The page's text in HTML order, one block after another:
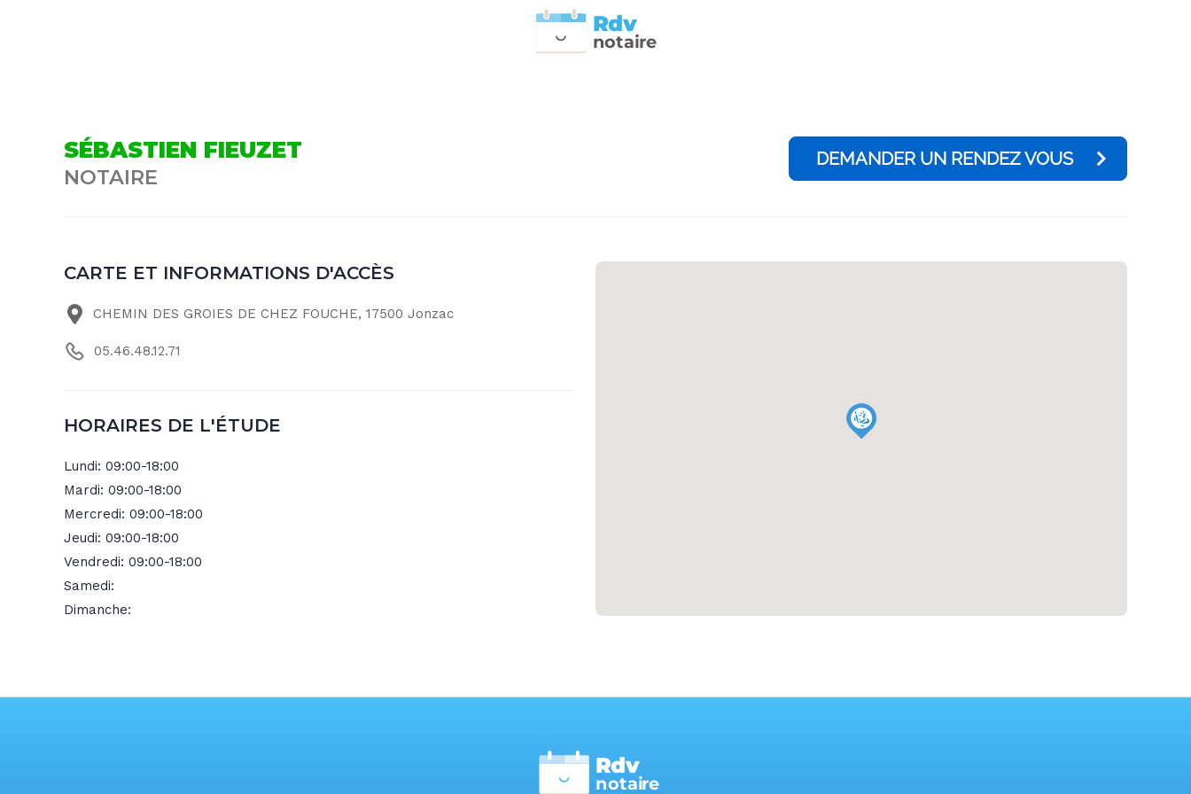
notaire
Rdv
SÉBASTIEN FIEUZET
NOTAIRE
DEMANDER UN RENDEZ VOUS
CARTE ET INFORMATIONS D'ACCÈS
CHEMIN DES GROIES DE CHEZ FOUCHE, 17500 Jonzac
05.46.48.12.71
HORAIRES DE L'ÉTUDE
Lundi: 09:00-18:00
Mardi: 09:00-18:00
Mercredi: 09:00-18:00
Jeudi: 09:00-18:00
Vendredi: 09:00-18:00
Samedi:
Dimanche:
notaire
Rdv